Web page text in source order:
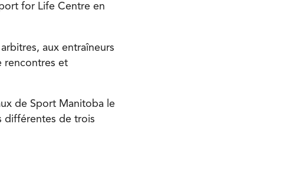
for Life Centre en
aux entraîneurs
rencontres et
de Sport Manitoba le
différentes de trois